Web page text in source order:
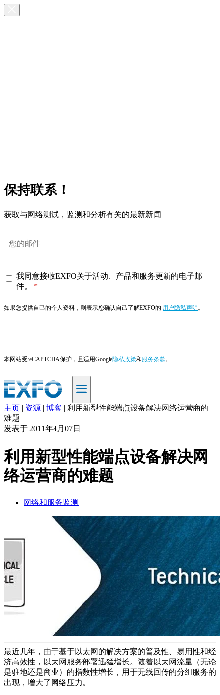
保持联系！
获取与网络测试，监测和分析有关的最新新闻！
我同意接收EXFO关于活动、产品和服务更新的电子邮
件。
如果您提供自己的个人资料，则表示您确认自己了解EXFO的 用户隐私声明 。
本网站受reCAPTCHA保护，且适用Google隐私政策和服务条款。
ZH
品
解
决
服
如
何
买
联
系
注
册
登
录
主页 | 资源 | 博客 | 利用新型性能端点设备解决网络运营商的
难题
发表于 2011年4月07日
利用新型性能端点设备解决网
络运营商的难题
网络和服务监测
最近几年，由于基于以太网的解决方案的普及性、易用性和经
济高效性，以太网服务部署迅猛增长。随着以太网流量（无论
是驻地还是商业）的指数性增长，用于无线回传的分组服务的
出现，增大了网络压力。